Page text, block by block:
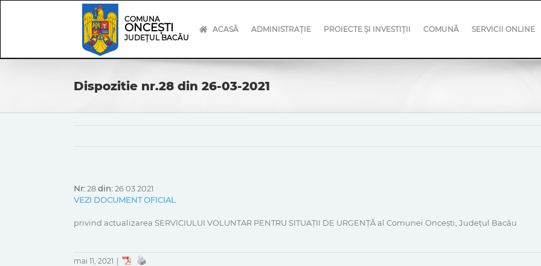
COMUNA
ONCEȘTI
JUDEȚUL BACĂU
ACASĂ ADMINISTRAȚIE PROIECTE ȘI INVESTIȚII COMUNĂ SERVICII ONLINE
Dispozitie nr.28 din 26-03-2021
Nr:28din:26 03 2021
VEZI DOCUMENT OFICIAL
privind actualizarea SERVICIULUI VOLUNTAR PENTRU SITUAȚII DE URGENȚĂ al Comunei Oncești, Județul Bacău
mai 11, 2021